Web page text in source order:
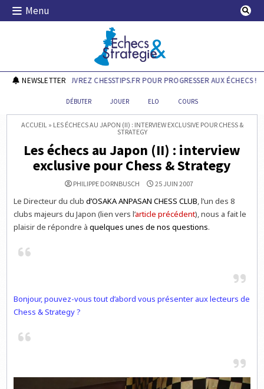
Skip
Menu
Echecs & Stratégie
NEWSLETTER
DÉCOUVREZ CHESSTIPS.FR POUR PROGRESSER AUX ÉCHECS !
DÉBUTER JOUER ELO COURS
ACCUEIL» LES ÉCHECS AU JAPON (II) : INTERVIEW EXCLUSIVE POUR CHESS &
STRATEGY
Les échecs au Japon (II) : interview
exclusive pour Chess & Strategy
PHILIPPE DORNBUSCH 25 JUIN 2007
Le Directeur du clubd’OSAKA ANPASAN CHESS CLUB, l’un des 8
clubs majeurs du Japon (lien vers l’article précédent), nous a fait le
plaisir de répondre àquelques unes de nos questions.
Bonjour, pouvez-vous tout d’abord vous présenter aux lecteurs de
Chess & Strategy ?